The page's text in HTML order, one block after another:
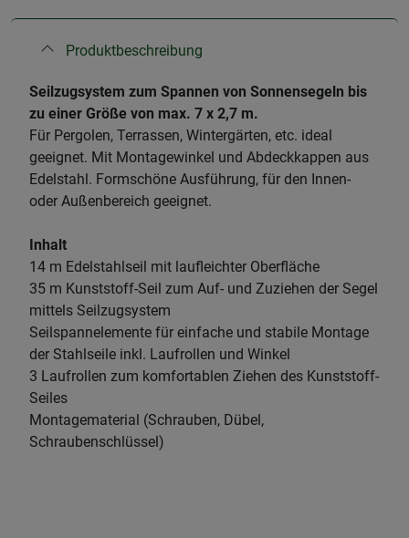
Produktbeschreibung
Seilzugsystem zum Spannen von Sonnensegeln bis
zu einer Größe von max. 7 x 2,7 m.
Für Pergolen, Terrassen, Wintergärten, etc. ideal
geeignet. Mit Montagewinkel und Abdeckkappen aus
Edelstahl. Formschöne Ausführung, für den Innen-
oder Außenbereich geeignet.
Inhalt
14 m Edelstahlseil mit laufleichter Oberfläche
35 m Kunststoff-Seil zum Auf- und Zuziehen der Segel
mittels Seilzugsystem
Seilspannelemente für einfache und stabile Montage
der Stahlseile inkl. Laufrollen und Winkel
3 Laufrollen zum komfortablen Ziehen des Kunststoff-
Seiles
Montagematerial (Schrauben, Dübel,
Schraubenschlüssel)